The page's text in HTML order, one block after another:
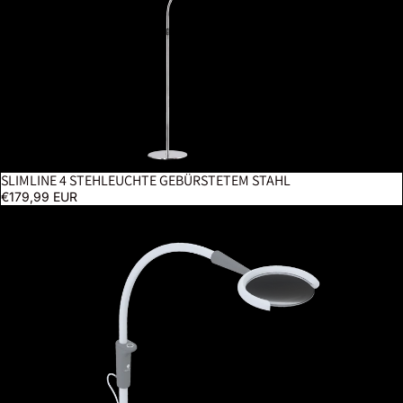
SLIMLINE 4 STEHLEUCHTE GEBÜRSTETEM STAHL
€179,99 EUR